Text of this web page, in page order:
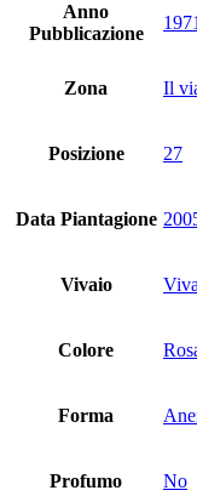
Anno
Pubblicazione
1971
Zona Il
Posizione 27
Data Piantagione
Vivaio
Colore
Forma
Profumo No